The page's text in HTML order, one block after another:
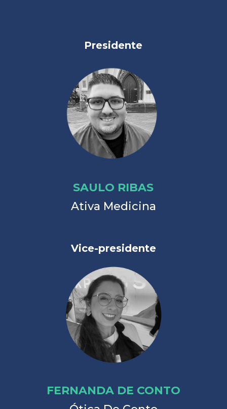
Presidente
SAULO RIBAS
Ativa Medicina
Vice-presidente
FERNANDA DE CONTO